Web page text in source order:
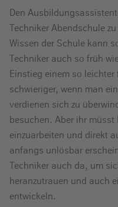
Den
Techniker Abendschule
Wissen der Schule kann
Techniker auch so früh
Einstieg einem so
schwieriger, wenn man
verdienen sich zu
besuchen. Aber ihr
einzuarbeiten und direkt
anfangs unlösbar
Techniker auch da, um
heranzutrauen und auch
entwickeln.